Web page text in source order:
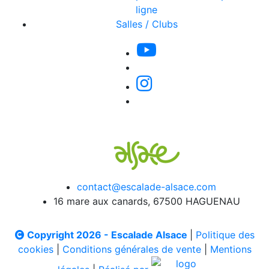
ligne
Salles / Clubs
contact@escalade-alsace.com
16 mare aux canards, 67500 HAGUENAU
Copyright 2026 - Escalade Alsace
Politique des
cookies| Conditions générales de vente| Mentions